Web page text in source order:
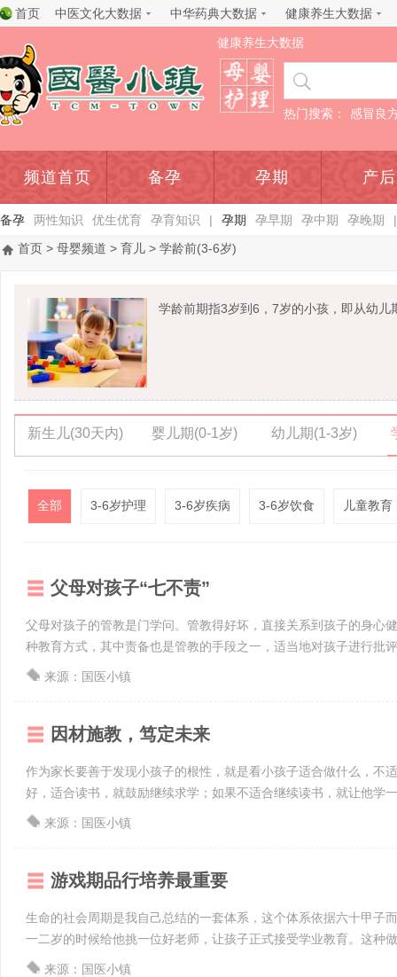
首页 中医文化大数据 中华药典大数据 健康养生大数据
健康养生大数据
热门搜索： 感冒良
频道首页 备孕 孕期 产后
备孕 两性知识 优生优育 孕育知识 | 孕期 孕早期 孕中期 孕晚期
|
首页 > 母婴频道 > 育儿 > 学龄前(3-6岁)
学龄前期指3岁到6，7岁的小孩，即从幼儿
新生儿(30天内) 婴儿期(0-1岁) 幼儿期(1-3岁)
全部 3-6岁护理 3-6岁疾病 3-6岁饮食 儿童教育
父母对孩子“七不责”
父母对孩子的管教是门学问。管教得好坏，直接关系到孩子的身心
种教育方式，其中责备也是管教的手段之一，适当地对孩子进行批
来源：国医小镇
因材施教，笃定未来
作为家长要善于发现小孩子的根性，就是看小孩子适合做什么，不
好，适合读书，就鼓励继续求学；如果不适合继续读书，就让他学
来源：国医小镇
游戏期品行培养最重要
生命的社会周期是我自己总结的一套体系，这个体系依据六十甲子
一二岁的时候给他挑一位好老师，让孩子正式接受学业教育。这种
来源：国医小镇